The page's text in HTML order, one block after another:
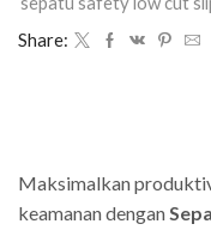
Share:
Maksimalkan
keamanan dengan